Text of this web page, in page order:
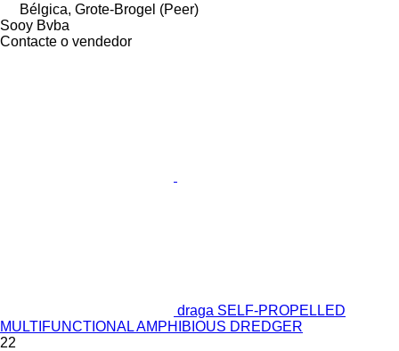
Bélgica, Grote-Brogel (Peer)
Sooy Bvba
Contacte o vendedor
draga SELF-PROPELLED
MULTIFUNCTIONAL AMPHIBIOUS DREDGER
22